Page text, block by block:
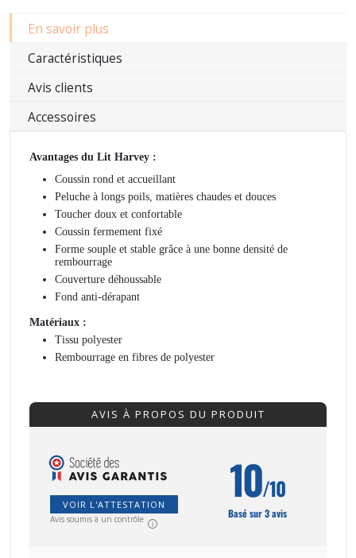
En savoir plus
Caractéristiques
Avis clients
Accessoires
Avantages du Lit Harvey :
Coussin rond et accueillant
Peluche à longs poils, matières chaudes et douces
Toucher doux et confortable
Coussin fermement fixé
Forme souple et stable grâce à une bonne densité de
rembourrage
Couverture déhoussable
Fond anti-dérapant
Matériaux :
Tissu polyester
Rembourrage en fibres de polyester
AVIS À PROPOS DU PRODUIT
VOIR L'ATTESTATION
Avis soumis à un contrôle
10/10
Basé sur 3 avis